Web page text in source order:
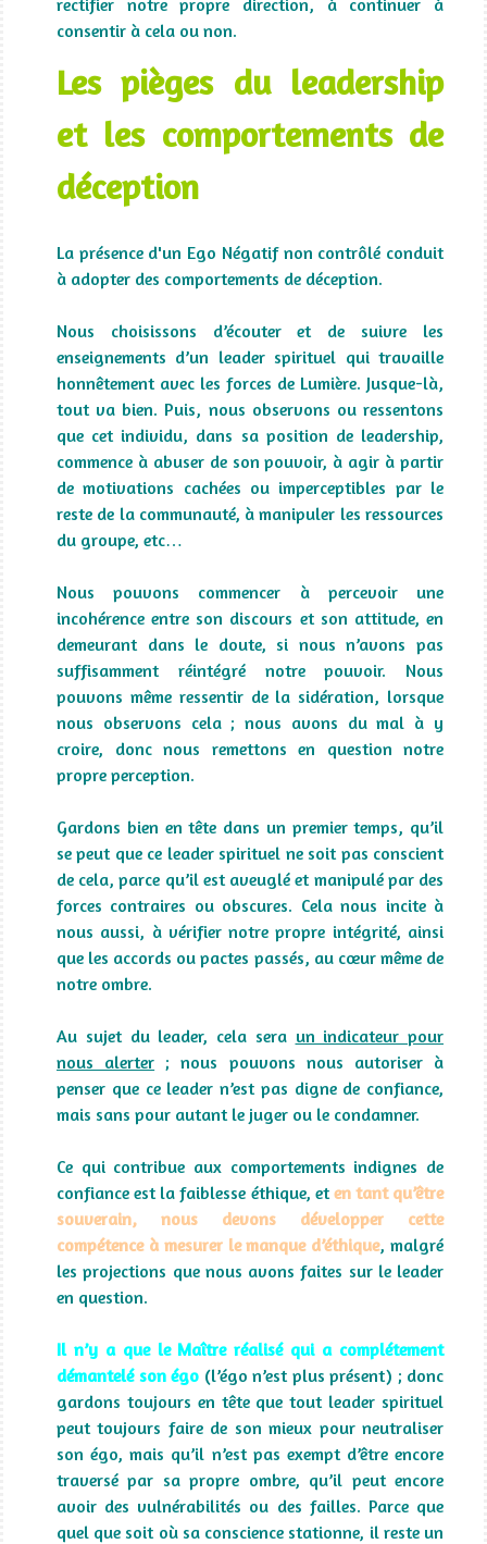
consentir à cela ou non.
Les pièges du leadership
et les comportements de
déception
La présence d'un Ego Négatif non contrôlé conduit
à adopter des comportements de déception.
Nous choisissons d’écouter et de suivre les
enseignements d’un leader spirituel qui travaille
honnêtement avec les forces de Lumière. Jusque-là,
tout va bien. Puis, nous observons ou ressentons
que cet individu, dans sa position de leadership,
commence à abuser de son pouvoir, à agir à partir
de motivations cachées ou imperceptibles par le
reste de la communauté, à manipuler les ressources
du groupe, etc…
Nous pouvons commencer à percevoir une
incohérence entre son discours et son attitude, en
demeurant dans le doute, si nous n’avons pas
suffisamment réintégré notre pouvoir. Nous
pouvons même ressentir de la sidération, lorsque
nous observons cela ; nous avons du mal à y
croire, donc nous remettons en question notre
propre perception.
Gardons bien en tête dans un premier temps, qu’il
se peut que ce leader spirituel ne soit pas conscient
de cela, parce qu’il est aveuglé et manipulé par des
forces contraires ou obscures. Cela nous incite à
nous aussi, à vérifier notre propre intégrité, ainsi
que les accords ou pactes passés, au cœur même de
notre ombre.
Au sujet du leader, cela sera un indicateur pour
nous alerter ; nous pouvons nous autoriser à
penser que ce leader n’est pas digne de confiance,
mais sans pour autant le juger ou le condamner.
Ce qui contribue aux comportements indignes de
confiance est la faiblesse éthique, et en tant qu’être
souverain, nous devons développer cette
compétence à mesurer le manque d’éthique, malgré
les projections que nous avons faites sur le leader
en question.
Il n’y a que le Maître réalisé qui a complétement
démantelé son égo (l’égo n’est plus présent) ; donc
gardons toujours en tête que tout leader spirituel
peut toujours faire de son mieux pour neutraliser
son égo, mais qu’il n’est pas exempt d’être encore
traversé par sa propre ombre, qu’il peut encore
avoir des vulnérabilités ou des failles. Parce que
quel que soit où sa conscience stationne, il reste un